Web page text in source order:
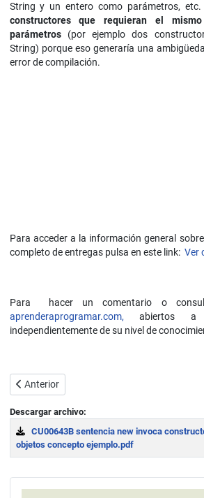
String y un entero como parámetros, etc.
constructores que requieran el
parámetros(por ejemplo dos
String) porque eso generaría una
error de compilación.
Para acceder a la información general
completo de entregas pulsa en este link: Ver
Para hacer un comentario o
aprenderaprogramar.com, abiertos a
independientemente de su nivel de
Artículo anterior: Pasar objetos como
Anterior
Descargar archivo:
CU00643B sentencia new invoca
objetos concepto ejemplo.pdf